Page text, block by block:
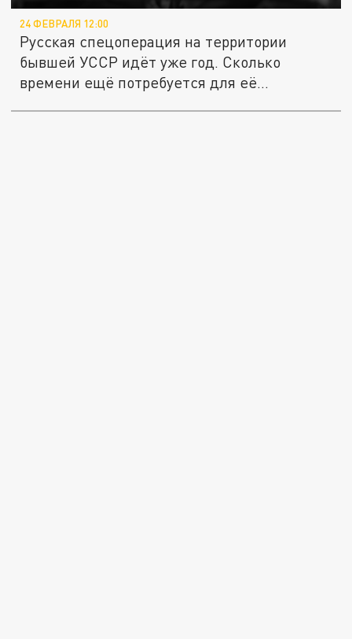
24 ФЕВРАЛЯ 12:00
Русская спецоперация на территории
бывшей УССР идёт уже год. Сколько
времени ещё потребуется для её